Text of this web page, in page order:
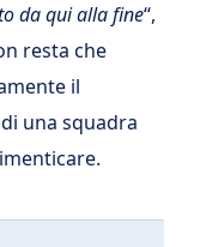
da qui alla fine“,
resta che
il
una squadra